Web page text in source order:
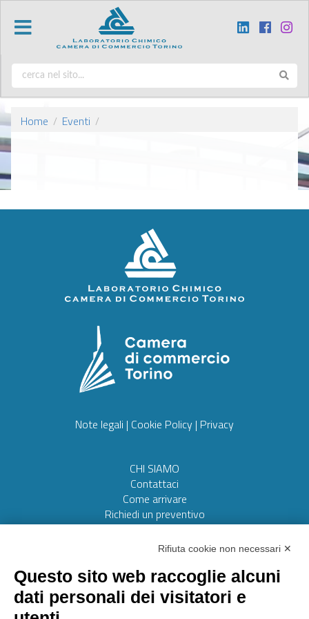
Home / Eventi /
Note legali | Cookie Policy | Privacy
CHI SIAMO
Contattaci
Come arrivare
Richiedi un preventivo
Web realizzato da:Otto srl
AMMINISTRAZIONE TRASPARENTE
Rifiuta cookie non necessari ✕
Questo sito web raccoglie alcuni
dati personali dei visitatori e